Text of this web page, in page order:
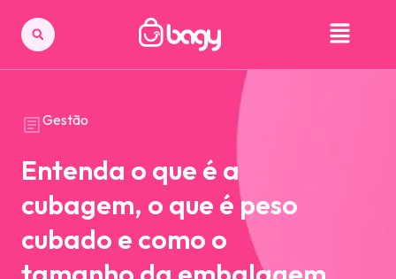
Gestão
Entenda o que é a
cubagem, o que é peso
cubado e como o